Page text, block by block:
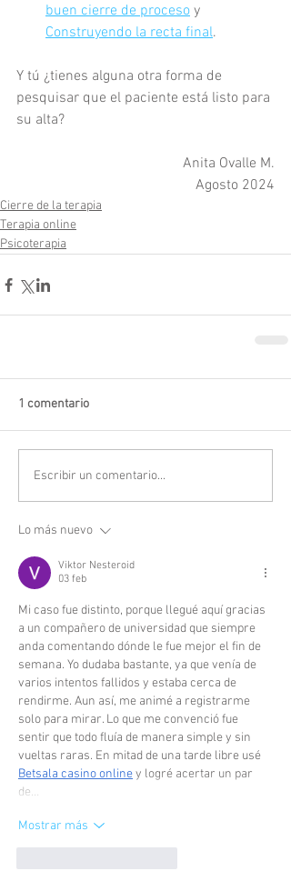
buen cierre de proceso y
Construyendo la recta final.
Y tú ¿tienes alguna otra forma de
pesquisar que el paciente está listo para
su alta?
Anita Ovalle M.
Agosto 2024
Cierre de la terapia
Terapia online
Psicoterapia
1 comentario
Escribir un comentario...
Lo más nuevo
Viktor Nesteroid
03 feb
Mi caso fue distinto, porque llegué aquí gracias
a un compañero de universidad que siempre
anda comentando dónde le fue mejor el fin de
semana. Yo dudaba bastante, ya que venía de
varios intentos fallidos y estaba cerca de
rendirme. Aun así, me animé a registrarme
solo para mirar. Lo que me convenció fue
sentir que todo fluía de manera simple y sin
vueltas raras. En mitad de una tarde libre usé
Betsala casino online y logré acertar un par
de…
Mostrar más